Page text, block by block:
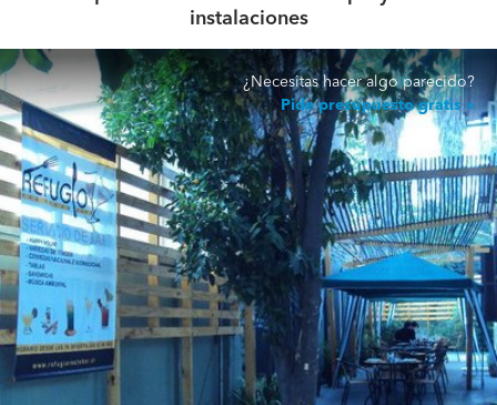
instalaciones
¿Necesitas hacer algo parecido?
Pide presupuesto gratis